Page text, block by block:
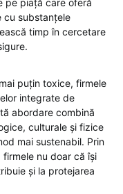
pe piață care oferă
cu substanțele
timp în cercetare
puțin toxice, firmele
integrate de
abordare combină
culturale și fizice
mai sustenabil. Prin
nu doar că își
și la protejarea